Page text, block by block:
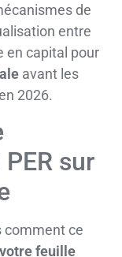
de
entre
en capital pour
avant les
2026.
sur
comment ce
feuille